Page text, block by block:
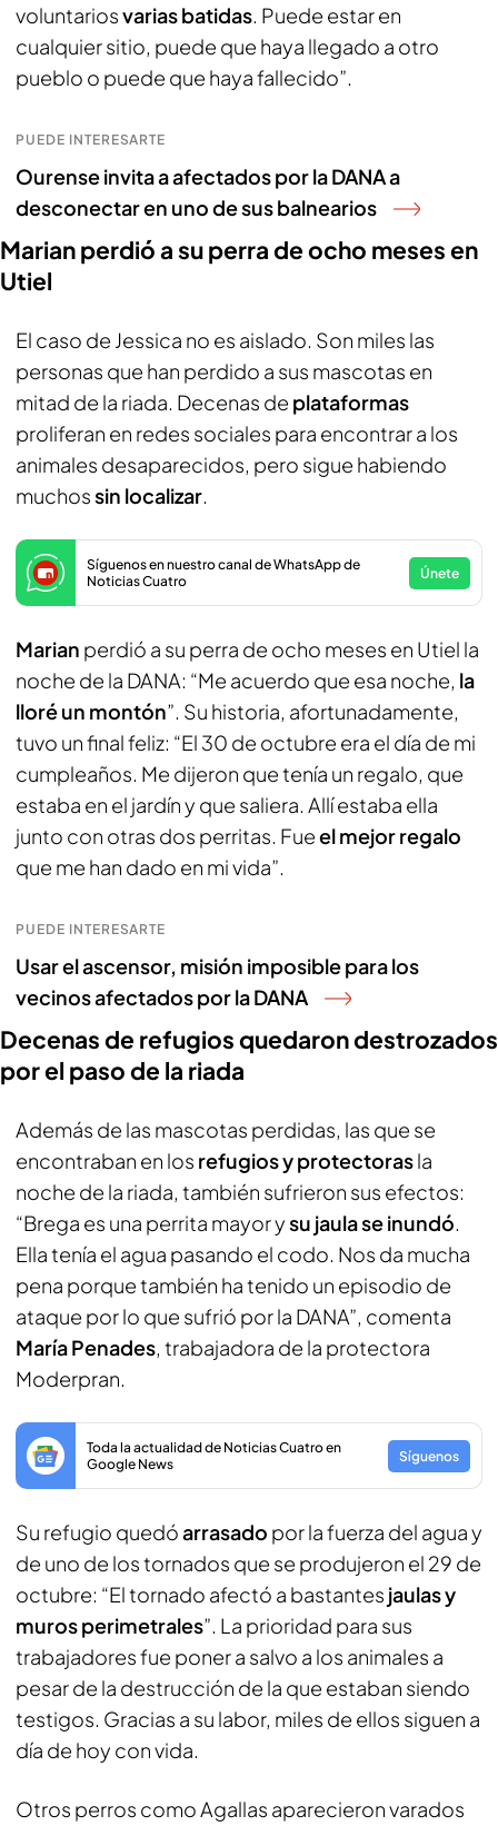
voluntariosvarias batidas. Puede estar en
cualquier sitio, puede que haya llegado a otro
pueblo o puede que haya fallecido”.
PUEDE INTERESARTE
Ourense invita a afectados por la DANA a
desconectar en uno de sus balnearios
Marian perdió a su perra de ocho meses en
Utiel
El caso de Jessica no es aislado. Son miles las
personas que han perdido a sus mascotas en
mitad de la riada. Decenas de plataformas
proliferan en redes sociales para encontrar a los
animales desaparecidos, pero sigue habiendo
muchossin localizar.
Síguenos en nuestro canal de WhatsApp de
Noticias Cuatro
Únete
Marian perdió a su perra de ocho meses en Utiel la
noche de la DANA: “Me acuerdo que esa noche, la
lloré un montón”. Su historia, afortunadamente,
tuvo un final feliz: “El 30 de octubre era el día de mi
cumpleaños. Me dijeron que tenía un regalo, que
estaba en el jardín y que saliera. Allí estaba ella
junto con otras dos perritas. Fueel mejor regalo
que me han dado en mi vida”.
PUEDE INTERESARTE
Usar el ascensor, misión imposible para los
vecinos afectados por la DANA
Decenas de refugios quedaron destrozados
por el paso de la riada
Además de las mascotas perdidas, las que se
encontraban en los refugios y protectorasla
noche de la riada, también sufrieron sus efectos:
“Brega es una perrita mayor ysu jaula se inundó.
Ella tenía el agua pasando el codo. Nos da mucha
pena porque también ha tenido un episodio de
ataque por lo que sufrió por la DANA”, comenta
María Penades, trabajadora de la protectora
Moderpran.
Toda la actualidad de Noticias Cuatro en
Google News
Síguenos
Su refugio quedóarrasado por la fuerza del agua y
de uno de los tornados que se produjeron el 29 de
octubre: “El tornado afectó a bastantes jaulas y
muros perimetrales”. La prioridad para sus
trabajadores fue poner a salvo a los animales a
pesar de la destrucción de la que estaban siendo
testigos. Gracias a su labor, miles de ellos siguen a
día de hoy con vida.
Otros perros como Agallas aparecieron varados